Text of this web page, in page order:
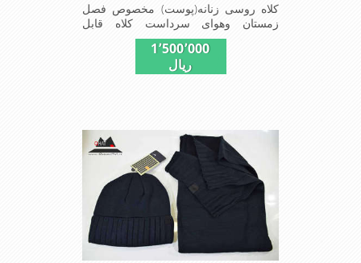
کلاه روسی زنانه(پوست) مخصوص فصل
زمستان وهوای سرداست کلاه قابل
استفاده درسایزهای 58-59می باشد(فری
سایز)وجنس این کلاه ازپوست طبیی(خَز)
تهیه شده است وآستری آن ازجنس ساتن
1٬500٬000
ریال